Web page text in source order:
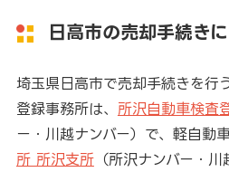
日高市の売却手続き
埼玉県日高市で売却手続きを行
登録事務所は、 所沢自動車検査
ー・川越ナンバー）で、軽自動
所 所沢支所（所沢ナンバー・川